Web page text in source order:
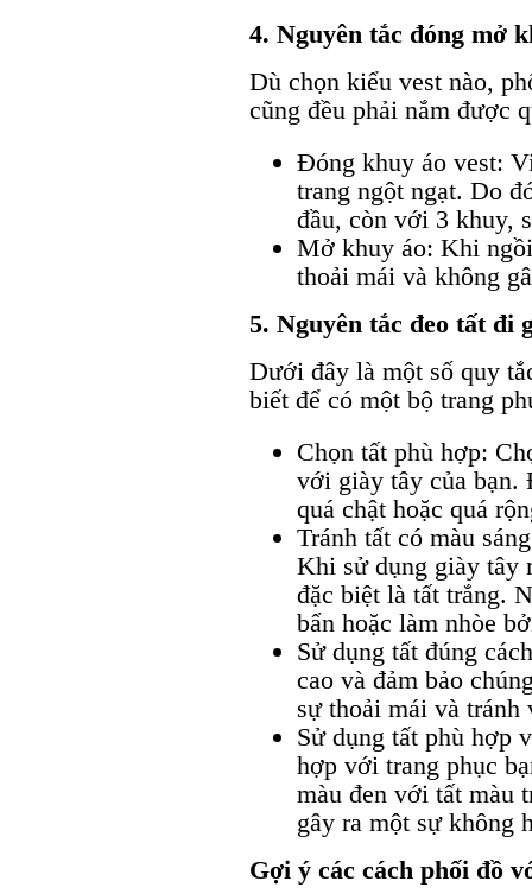
4. Nguyên tắc đóng mở
Dù chọn kiểu vest nào,
cũng đều phải nắm được
Đóng khuy áo vest:
trang ngột ngạt. Do
đầu, còn với 3 khuy,
Mở khuy áo: Khi
thoải mái và không
5. Nguyên tắc đeo tất đi
Dưới đây là một số quy
biết để có một bộ trang
Chọn tất phù hợp:
với giày tây của bạn.
quá chật hoặc quá
Tránh tất có màu
Khi sử dụng giày tây
đặc biệt là tất trắng.
bẩn hoặc làm nhòe
Sử dụng tất đúng
cao và đảm bảo
sự thoải mái và tránh
Sử dụng tất phù hợp
hợp với trang phục
màu đen với tất màu
gây ra một sự không
Gợi ý các cách phối đồ